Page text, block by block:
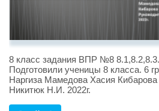
8 класс задания ВПР №8 8.1,8.2,8.3.
Подготовили ученицы 8 класса. 6
Наргиза Мамедова Хасия
Никитюк Н.И. 2022г.